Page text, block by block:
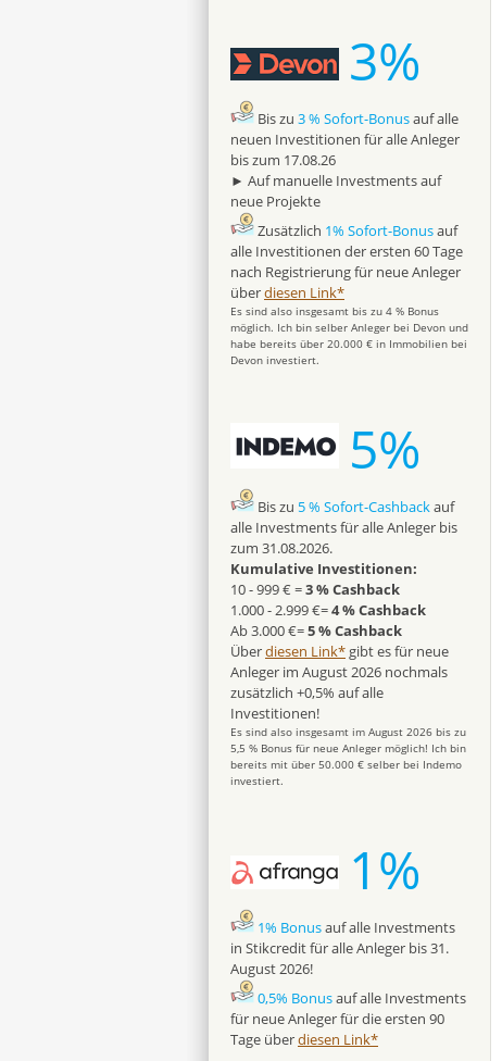
3%
Bis zu 3 % Sofort-Bonusauf alle
neuen Investitionen für alle Anleger
bis zum 17.08.26
► Auf manuelle Investments auf
neue Projekte
Zusätzlich 1% Sofort-Bonusauf
alle Investitionen der ersten 60 Tage
nach Registrierung für neue Anleger
überdiesen Link*
Es sind also insgesamt bis zu 4 % Bonus
möglich. Ich bin selber Anleger bei Devon und
habe bereits über 20.000 € in Immobilien bei
Devon investiert.
5%
Bis zu 5 % Sofort-Cashbackauf
alle Investments für alle Anleger bis
zum 31.08.2026.
Kumulative Investitionen:
10 - 999 € =3 % Cashback
1.000 - 2.999 €=4 % Cashback
Ab 3.000 €=5 % Cashback
Überdiesen Link* gibt es für neue
Anleger im August 2026 nochmals
zusätzlich +0,5% auf alle
Investitionen!
Es sind also insgesamt im August 2026 bis zu
5,5 % Bonus für neue Anleger möglich! Ich bin
bereits mit über 50.000 € selber bei Indemo
investiert.
1%
1% Bonusauf alle Investments
in Stikcredit für alle Anleger bis 31.
August 2026!
0,5% Bonusauf alle Investments
für neue Anleger für die ersten 90
Tage überdiesen Link*